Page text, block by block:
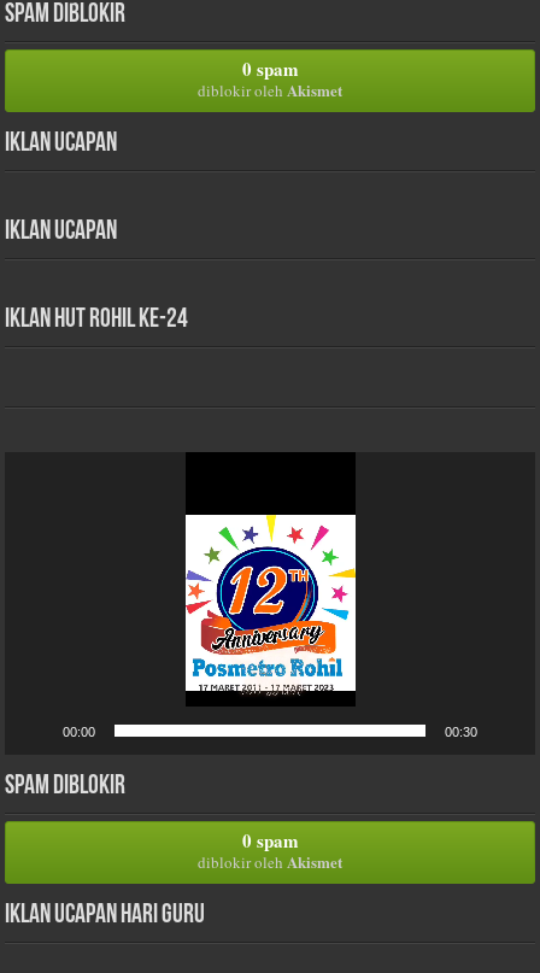
Spam Diblokir
0 spam
diblokir oleh Akismet
Iklan Ucapan
Iklan Ucapan
iklan HUT Rohil Ke-24
00:00 00:30
Spam Diblokir
0 spam
diblokir oleh Akismet
Iklan Ucapan Hari Guru